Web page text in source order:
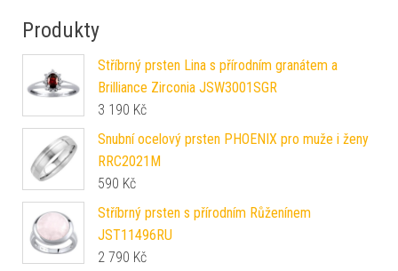
Produkty
Stříbrný prsten Lina s přírodním granátem a
Brilliance Zirconia JSW3001SGR
3 190 Kč
Snubní ocelový prsten PHOENIX pro muže i ženy
RRC2021M
590 Kč
Stříbrný prsten s přírodním Růženínem
JST11496RU
2 790 Kč